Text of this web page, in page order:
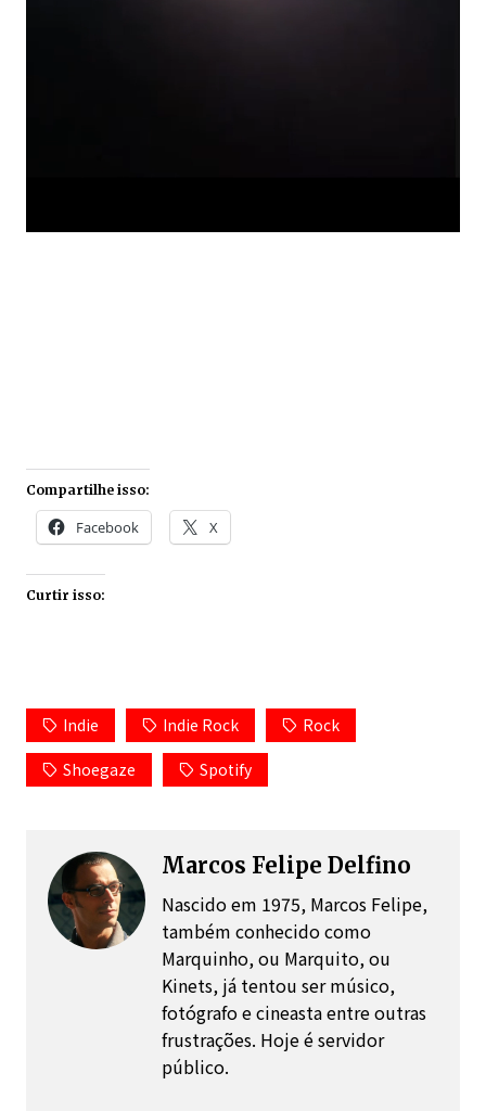
Compartilhe isso:
Facebook X
Curtir isso:
Indie Indie Rock Rock
Shoegaze Spotify
Marcos Felipe Delfino
Nascido em 1975, Marcos Felipe,
também conhecido como
Marquinho, ou Marquito, ou
Kinets, já tentou ser músico,
fotógrafo e cineasta entre outras
frustrações. Hoje é servidor
público.